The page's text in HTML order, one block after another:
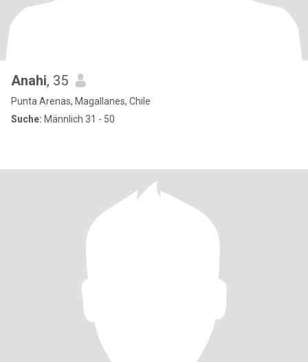
Anahi, 35
Punta Arenas, Magallanes, Chile
Suche: Männlich 31 - 50